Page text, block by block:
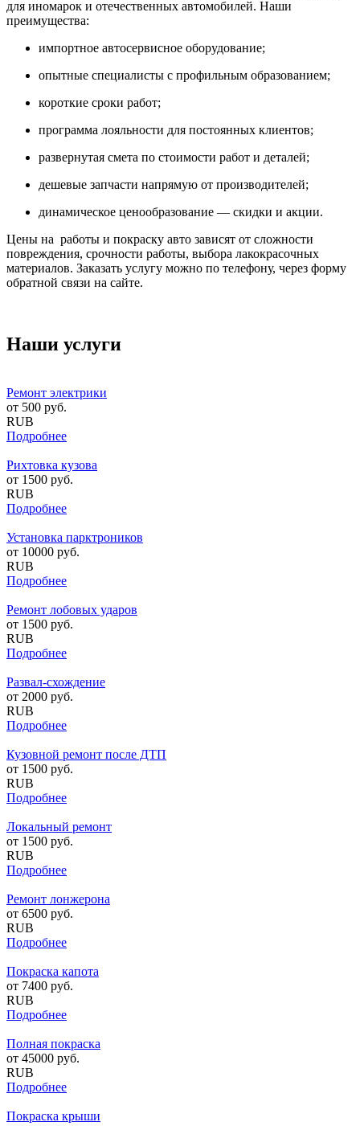
для иномарок и отечественных автомобилей. Наши
преимущества:
импортное автосервисное оборудование;
опытные специалисты с профильным образованием;
короткие сроки работ;
программа лояльности для постоянных клиентов;
развернутая смета по стоимости работ и деталей;
дешевые запчасти напрямую от производителей;
динамическое ценообразование — скидки и акции.
Цены на работы и покраску авто зависят от сложности
повреждения, срочности работы, выбора лакокрасочных
материалов. Заказать услугу можно по телефону, через форму
обратной связи на сайте.
Наши услуги
Ремонт электрики
от 500 руб.
RUB
Подробнее
Рихтовка кузова
от 1500 руб.
RUB
Подробнее
Установка парктроников
от 10000 руб.
RUB
Подробнее
Ремонт лобовых ударов
от 1500 руб.
RUB
Подробнее
Развал-схождение
от 2000 руб.
RUB
Подробнее
Кузовной ремонт после ДТП
от 1500 руб.
RUB
Подробнее
Локальный ремонт
от 1500 руб.
RUB
Подробнее
Ремонт лонжерона
от 6500 руб.
RUB
Подробнее
Покраска капота
от 7400 руб.
RUB
Подробнее
Полная покраска
от 45000 руб.
RUB
Подробнее
Покраска крыши